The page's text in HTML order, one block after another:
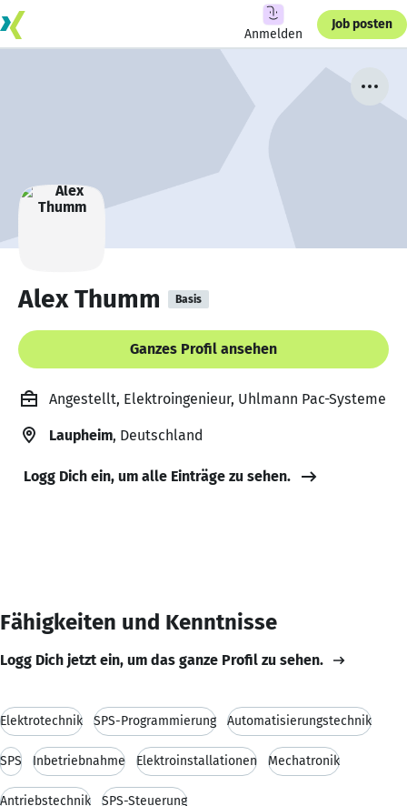
Anmelden
Job posten
Alex Thumm Basis
Ganzes Profil ansehen
Angestellt, Elektroingenieur, Uhlmann Pac-Systeme
Laupheim, Deutschland
Logg Dich ein, um alle Einträge zu sehen.
Fähigkeiten und Kenntnisse
Logg Dich jetzt ein, um das ganze Profil zu sehen.
Elektrotechnik SPS-Programmierung Automatisierungstechnik
SPS Inbetriebnahme Elektroinstallationen Mechatronik
Antriebstechnik SPS-Steuerung